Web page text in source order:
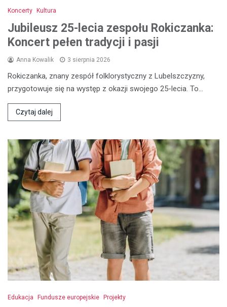
Koncerty Kultura
Jubileusz 25-lecia zespołu Rokiczanka:
Koncert pełen tradycji i pasji
Anna Kowalik 3 sierpnia 2026
Rokiczanka, znany zespół folklorystyczny z Lubelszczyzny,
przygotowuje się na występ z okazji swojego 25-lecia. To…
Czytaj dalej
Edukacja Fundusze europejskie Projekty